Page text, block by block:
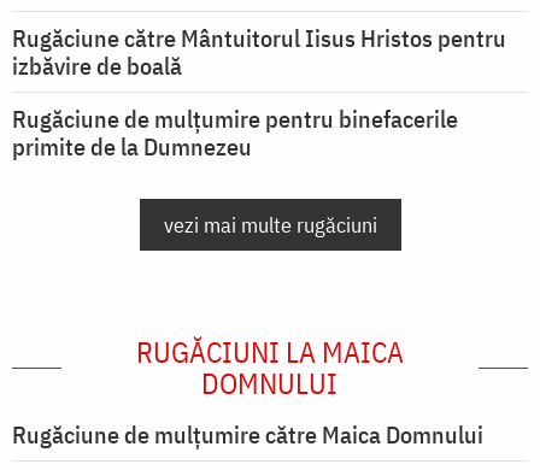
Rugăciune către Mântuitorul Iisus Hristos pentru
izbăvire de boală
Rugăciune de mulțumire pentru binefacerile
primite de la Dumnezeu
vezi mai multe rugăciuni
RUGĂCIUNI LA MAICA
DOMNULUI
Rugăciune de mulţumire către Maica Domnului